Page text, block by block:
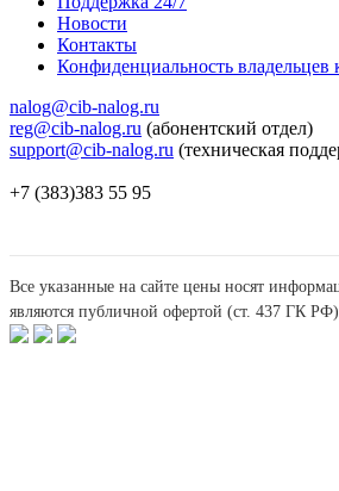
Новости
Контакты
Конфиденциальность владельцев
nalog@cib-nalog.ru
reg@cib-nalog.ru (абонентский отдел)
support@cib-nalog.ru (техническая
+7 (383)383 55 95
Все указанные на сайте цены носят
являются публичной офертой (ст. 437 ГК РФ).